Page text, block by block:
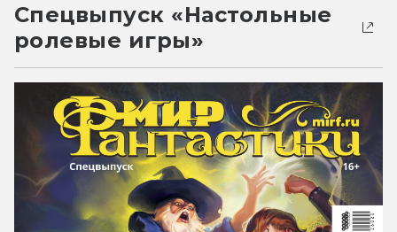
Спецвыпуск «Настольные
ролевые игры»